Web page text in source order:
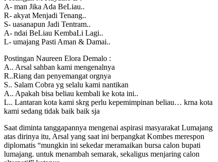
A- man Jika Ada BeLiau..
R- akyat Menjadi Tenang..
S- uasanapun Jadi Tentram..
A- ndai BeLiau KembaLi Lagi..
L- umajang Pasti Aman & Damai..
Postingan Naureen Elora Demalo :
A.. Arsal sahban kami mengenalnya
R..Riang dan penyemangat orgnya
S.. Salam Cobra yg selalu kami nantikan
A.. Apakah bisa beliau kembali ke kota ini..
L.. Lantaran kota kami skrg perlu kepemimpinan beliau… krna kota
kami sedang tidak baik baik sja
Saat diminta tanggapannya mengenai aspirasi masyarakat Lumajang
atas dirinya itu, Arsal yang saat ini berpangkat Kombes merespon
diplomatis “mungkin ini sekedar meramaikan bursa calon bupati
lumajang. untuk menambah semarak, sekaligus menjaring calon